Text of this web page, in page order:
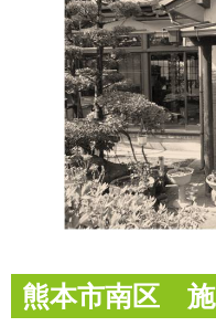
熊本市南区 施